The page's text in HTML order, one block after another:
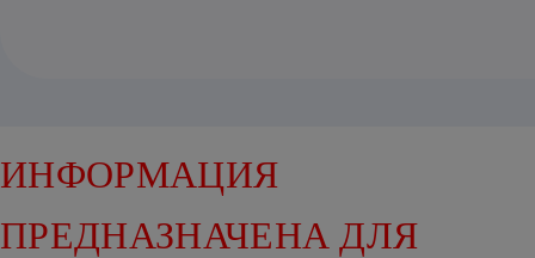
ИНФОРМАЦИЯ
ПРЕДНАЗНАЧЕНА ДЛЯ